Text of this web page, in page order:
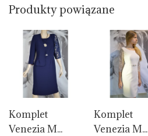
Produkty powiązane
Komplet
Venezia M...
Komplet
Venezia M...